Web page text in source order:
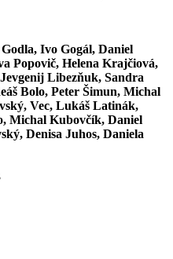
Ivo Gogál, Daniel
Popovič, Helena Krajčiová,
Libezňuk, Sandra
Bolo, Peter Šimun, Michal
Vec, Lukáš Latinák,
Michal Kubovčík, Daniel
Denisa Juhos, Daniela